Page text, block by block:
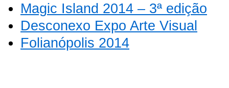
Magic Island 2014 – 3ª edição
Desconexo Expo Arte Visual
Folianópolis 2014